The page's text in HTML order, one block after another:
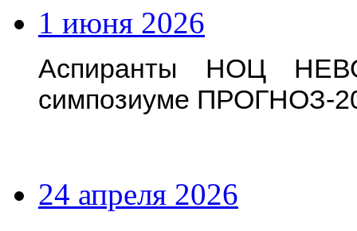
1 июня 2026
Аспиранты НОЦ
симпозиуме ПРОГНОЗ-
24 апреля 2026